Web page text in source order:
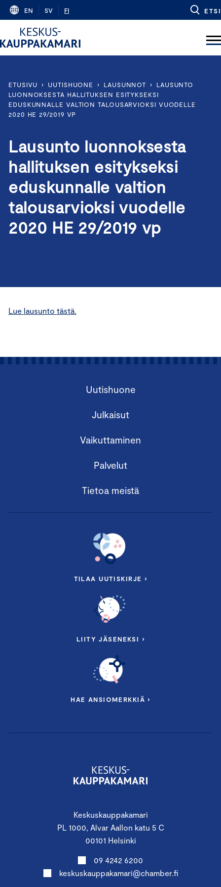
Skip
content
EN SV FI ETSI
ETUSIVU › UUTISHUONE › LAUSUNNOT ›
LAUSUNTO
LUONNOKSESTA HALLITUKSEN ESITYKSEKSI
EDUSKUNNALLE VALTION TALOUSARVIOKSI VUODELLE
2020 HE 29/2019 VP
Lausunto luonnoksesta
hallituksen esitykseksi
eduskunnalle valtion
talousarvioksi vuodelle
2020 HE 29/2019 vp
Lue lausunto tästä.
Keskuskauppakamari
PL 1000, Alvar Aallon katu 5 C
00101 Helsinki
09 4242 6200
keskuskauppakamari@chamber.fi
Uutishuone
Julkaisut
Vaikuttaminen
Palvelut
Tietoa meistä
TILAA UUTISKIRJE ›
LIITY JÄSENEKSI ›
HAE ANSIOMERKKIÄ ›